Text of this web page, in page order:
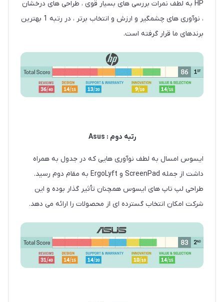
HP به لطف نمرات بررسی های بسیار قوی ، طراحی های درخشان
، نوآوری های چشمگیر و ارزش و انتخاب برتر ، در رتبه 1 بهترین
برندهای ما قرار گرفته است.
رتبه دوم : Asus
ایسوس امسال به لطف نوآوری هایی که در جدول به همراه
داشت از جمله ScreenPad و ErgoLyft به مقام دوم رسید.
طراحی لپ تاپ های ایسوس همچنان تأثیر گذار بوده و این
شرکت امکان انتخاب گسترده ای از محصولات را ارائه می دهد.